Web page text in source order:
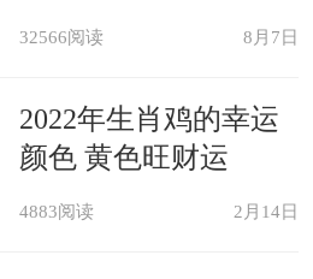
32566阅读 8月7日
2022年生肖鸡的幸运
颜色 黄色旺财运
4883阅读 2月14日